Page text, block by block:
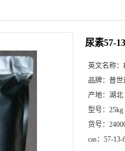
尿素57-
英文名称：
品牌： 普世
产地： 湖北
型号： 25kg
货号：
cas： 57-13-